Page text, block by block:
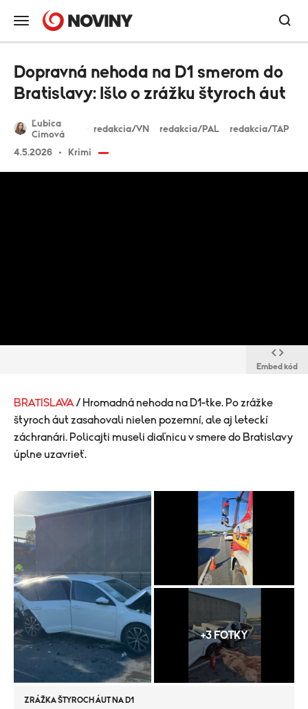
Ľubica
Cimová
redakcia/VN redakcia/PAL redakcia/TAP
4.5.2026 Krimi
Dopravná nehoda na D1 smerom do
Bratislavy: Išlo o zrážku štyroch áut
Embed kód
BRATISLAVA / Hromadná nehoda na D1-tke. Po zrážke
štyroch áut zasahovali nielen pozemní, ale aj leteckí
záchranári. Policajti museli diaľnicu v smere do Bratislavy
úplne uzavrieť.
+3 FOTKY
ZRÁŽKA ŠTYROCH ÁUT NA D1